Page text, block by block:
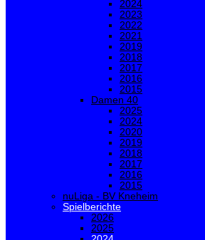
2024
2023
2022
2021
2019
2018
2017
2016
2015
Damen 40
2025
2024
2020
2019
2018
2017
2016
2015
nuLiga - BV Kneheim
Spielberichte
2026
2025